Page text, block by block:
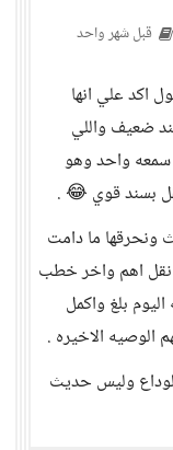
قبل شهر واحد
اكد علي انها
ضعيف واللي
واحد وهو
بسند قوي 😂 .
ونحرقها ما دامت
نقل اهم واخر خطب
بلغ واكمل
الوصيه الاخيره .
وليس حديث